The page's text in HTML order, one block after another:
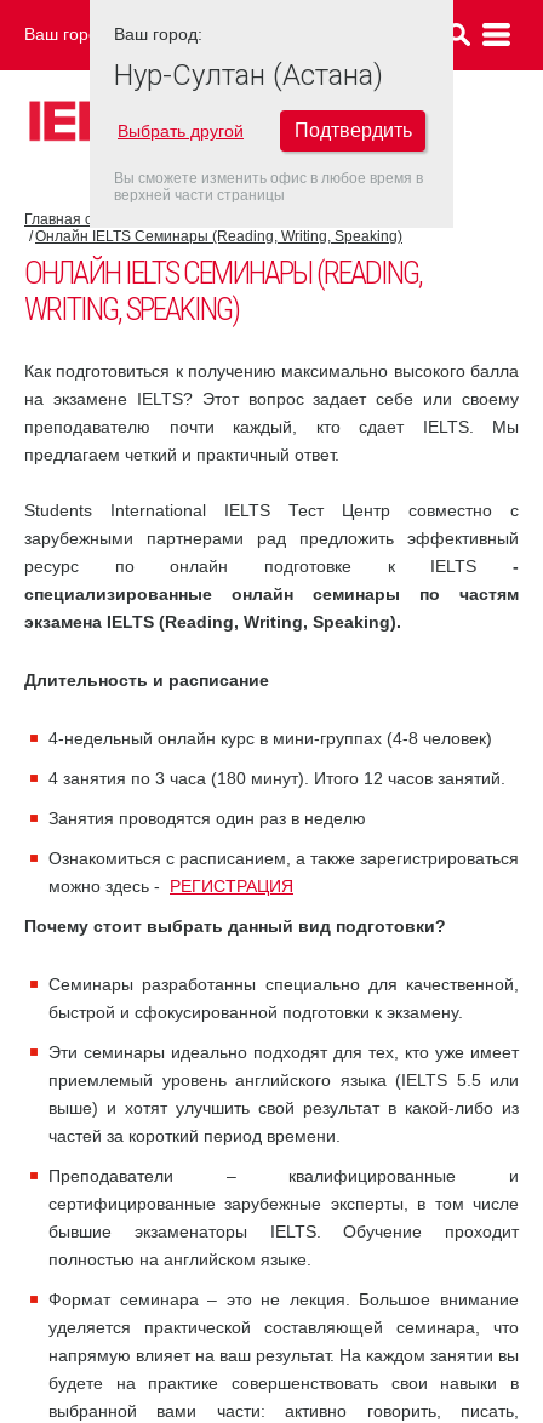
Ваш город: НУР-СУЛТАН (АСТАНА)
Главная страница
Онлайн IELTS Семинары (Reading, Writing, Speaking)
ОНЛАЙН IELTS СЕМИНАРЫ (READING,
WRITING, SPEAKING)
Как подготовиться к получению максимально высокого балла
на экзамене IELTS? Этот вопрос задает себе или своему
преподавателю почти каждый, кто сдает IELTS. Мы
предлагаем четкий и практичный ответ.
Students International IELTS Тест Центр совместно с
зарубежными партнерами рад предложить эффективный
ресурс по онлайн подготовке к IELTS -
специализированные онлайн семинары по частям
экзамена IELTS (Reading, Writing, Speaking).
Длительность и расписание
4-недельный онлайн курс в мини-группах (4-8 человек)
4 занятия по 3 часа (180 минут). Итого 12 часов занятий.
Занятия проводятся один раз в неделю
Ознакомиться с расписанием, а также зарегистрироваться
можно здесь - РЕГИСТРАЦИЯ
Почему стоит выбрать данный вид подготовки?
Семинары разработанны специально для качественной,
быстрой и сфокусированной подготовки к экзамену.
Эти семинары идеально подходят для тех, кто уже имеет
приемлемый уровень английского языка (IELTS 5.5 или
выше) и хотят улучшить свой результат в какой-либо из
частей за короткий период времени.
Преподаватели – квалифицированные и
сертифицированные зарубежные эксперты, в том числе
бывшие экзаменаторы IELTS. Обучение проходит
полностью на английском языке.
Формат семинара – это не лекция. Большое внимание
уделяется практической составляющей семинара, что
напрямую влияет на ваш результат. На каждом занятии вы
будете на практике совершенствовать свои навыки в
выбранной вами части: активно говорить, писать,
Ваш город:
Нур-Султан (Астана)
Выбрать другой Подтвердить
Вы сможете изменить офис в любое время в
верхней части страницы